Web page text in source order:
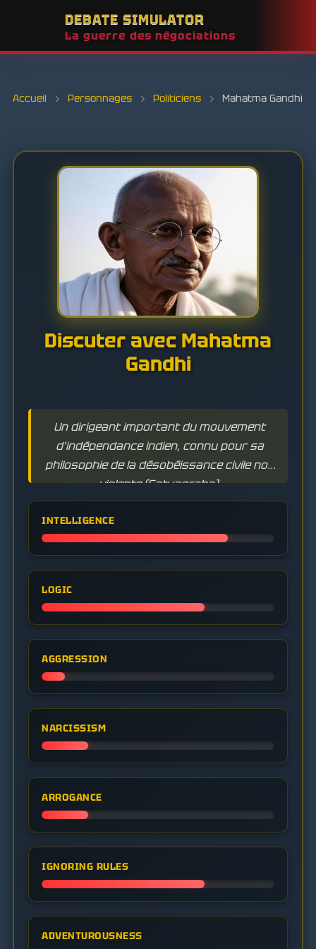
DEBATE SIMULATOR
La guerre des négociations
Accueil › Personnages › Politiciens › Mahatma Gandhi
Discuter avec Mahatma
Gandhi
Un dirigeant important du mouvement
d'indépendance indien, connu pour sa
philosophie de la désobéissance civile non
violente (Satyagraha).
INTELLIGENCE
LOGIC
AGGRESSION
NARCISSISM
ARROGANCE
IGNORING RULES
ADVENTUROUSNESS